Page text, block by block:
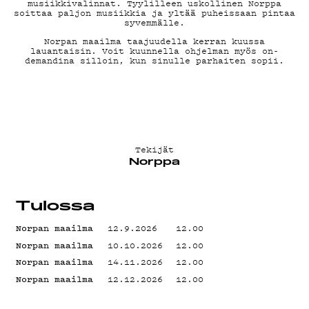
MAINOSTA
G LIVELAB
TIETOSUOJA
musiikkivalinnat. Tyylilleen uskollinen Norppa
soittaa paljon musiikkia ja yltää puheissaan pintaa
syvemmälle.
Norpan maailma taajuudella kerran kuussa
lauantaisin. Voit kuunnella ohjelman myös on-
demandina silloin, kun sinulle parhaiten sopii.
Tekijät
Norppa
Tulossa
Norpan maailma 12.9.2026 12.00
Norpan maailma 10.10.2026 12.00
Norpan maailma 14.11.2026 12.00
Norpan maailma 12.12.2026 12.00